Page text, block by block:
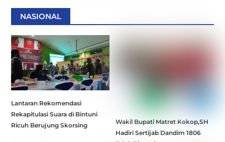
NASIONAL
Lantaran Rekomendasi
Rekapitulasi Suara di Bintuni
Ricuh Berujung Skorsing
Wakil Bupati Matret Kokop,SH
Hadiri Sertijab Dandim 1806